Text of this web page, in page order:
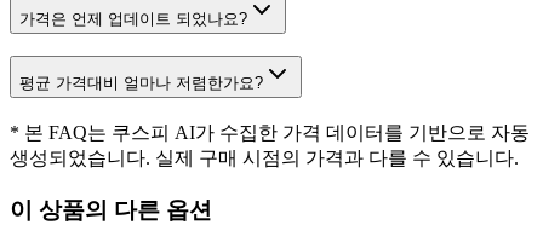
가격은 언제 업데이트 되었나요?
평균 가격대비 얼마나 저렴한가요?
* 본 FAQ는 쿠스피 AI가 수집한 가격 데이터를 기반으로 자동
생성되었습니다. 실제 구매 시점의 가격과 다를 수 있습니다.
이 상품의 다른 옵션